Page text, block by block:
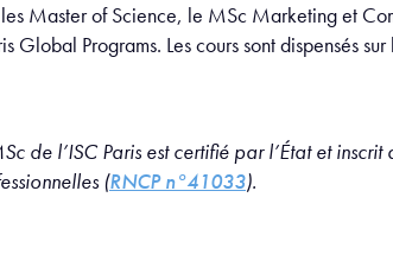
Master of Science, le MSc Marketing et
Global Programs. Les cours sont dispensés
de l’ISC Paris est certifié par l’État et
(RNCP n°41033).